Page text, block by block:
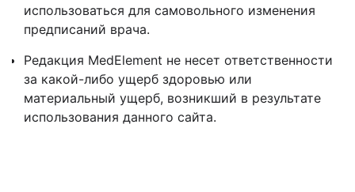
использоваться для самовольного изменения
предписаний врача.
Редакция MedElement не несет ответственности
за какой-либо ущерб здоровью или
материальный ущерб, возникший в результате
использования данного сайта.